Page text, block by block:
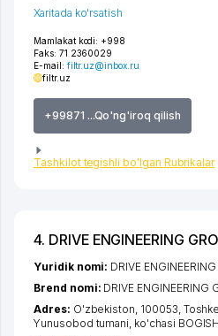
Mamlakat kodi: +998
Faks: 71 2360029
E-mail: filtr.uz@inbox.ru
filtr.uz
+99871 ...Qo'ng'iroq qilish
Tashkilot tegishli bo'lgan Rubrikalar
Xaritada ko'rsatish
4. DRIVE ENGINEERING
Yuridik nomi: DRIVE
Brend nomi: DRIVE ENGINEERING
Adres: O'zbekiston, 100053,
Yunusobod tumani ko'chasi